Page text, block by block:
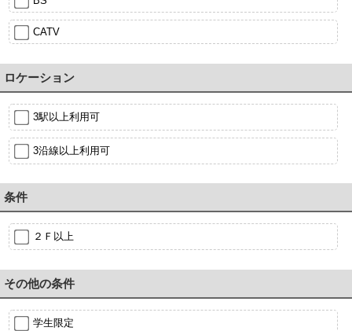
CATV
ロケーション
3駅以上利用可
3沿線以上利用可
条件
２Ｆ以上
その他の条件
学生限定